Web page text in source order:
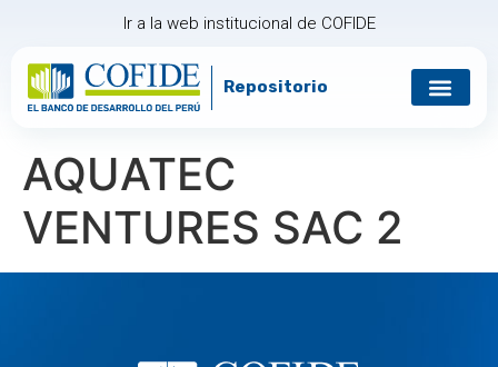
Ir a la web institucional de COFIDE
Repositorio
AQUATEC
VENTURES SAC 2